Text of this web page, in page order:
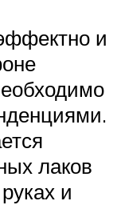
и
лаков
и